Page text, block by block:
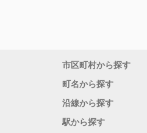
市区町村から探す
町名から探す
沿線から探す
駅から探す